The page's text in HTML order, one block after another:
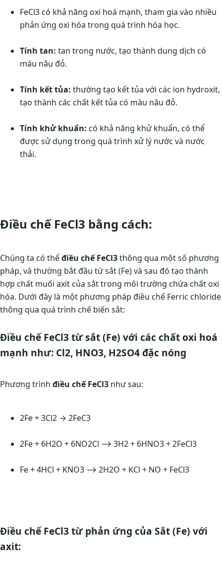
FeCl3 có khả năng oxi hoá mạnh, tham gia vào nhiều
phản ứng oxi hóa trong quá trình hóa học.
Tính tan: tan trong nước, tạo thành dung dịch có
màu nâu đỏ.
Tính kết tủa: thường tạo kết tủa với các ion hydroxit,
tạo thành các chất kết tủa có màu nâu đỏ.
Tính khử khuẩn: có khả năng khử khuẩn, có thể
được sử dụng trong quá trình xử lý nước và nước
thải.
Điều chế FeCl3 bằng cách:
Chúng ta có thểđiều chế FeCl3thông qua một số phương
pháp, và thường bắt đầu từ sắt (Fe) và sau đó tạo thành
hợp chất muối axit của sắt trong môi trường chứa chất oxi
hóa. Dưới đây là một phương pháp điều chế Ferric chloride
thông qua quá trình chế biến sắt:
Điều chế FeCl3 từ sắt (Fe) với các chất oxi hoá
mạnh như: Cl2, HNO3, H2SO4 đặc nóng
Phương trình điều chế FeCl3 như sau:
2Fe + 3Cl2 → 2FeC3
2Fe + 6H2O + 6NO2Cl ⟶ 3H2 + 6HNO3 + 2FeCl3
Fe + 4HCl + KNO3 ⟶ 2H2O + KCl + NO + FeCl3
Điều chế FeCl3 từ phản ứng của Sắt (Fe) với
axit: